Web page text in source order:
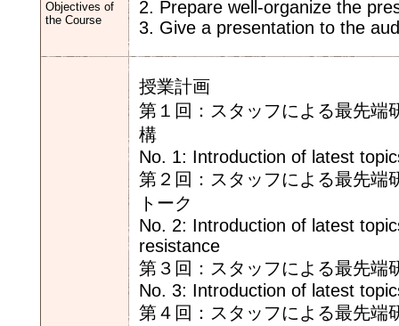
Objectives of
the Course
2. Prepare well-organize the
3. Give a presentation to the
授業計画
第１回：スタッフによる最先
構
No. 1: Introduction of latest
第２回：スタッフによる最先
トーク
No. 2: Introduction of latest
resistance
第３回：スタッフによる最先
No. 3: Introduction of latest
第４回：スタッフによる最先